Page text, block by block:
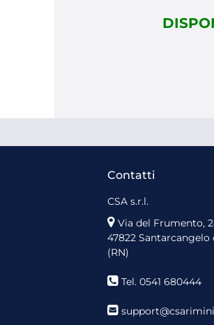
Contatti
CSA s.r.l.
Via del Frumento,
47822 Santarcangelo
(RN)
Tel. 0541 680444